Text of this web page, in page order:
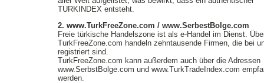
TURKINDEX entsteht.
2. www.TurkFreeZone.com / www.SerbestBolge.com
Freie türkische Handelszone ist als e-Handel im Dienst.
TurkFreeZone.com handeln zehntausende Firmen, die bei
registriert sind.
TurkFreeZone.com kann außerdem auch über die Adressen
www.SerbstBolge.com und www.TurkTradeIndex.com
werden.